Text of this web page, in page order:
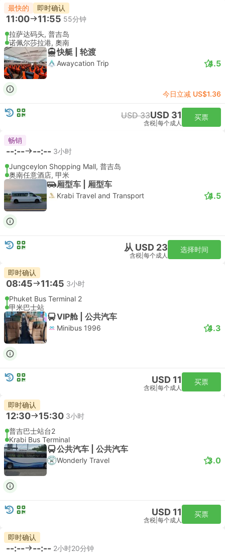
最快的 即时确认
11:00 11:55 55分钟
拉萨达码头, 普吉岛
诺佩尔莎拉港, 奧南
快艇 | 轮渡
Awaycation Trip 4.5
今日立减 US$1.36
USD 33USD 31
含税 每个成人
买票
畅销
--:-- --:-- 3小时
Jungceylon Shopping Mall, 普吉岛
奥南任意酒店, 甲米
厢型车 | 厢型车
Krabi Travel and Transport 4.5
从 USD 23
含税 每个成人
选择时间
即时确认
08:45 11:45 3小时
Phuket Bus Terminal 2
甲米巴士站
VIP舱 | 公共汽车
Minibus 1996 4.3
USD 11
含税 每个成人
买票
即时确认
12:30 15:30 3小时
普吉巴士站台2
Krabi Bus Terminal
公共汽车 | 公共汽车
Wonderly Travel 3.0
USD 11
含税 每个成人
买票
即时确认
--:-- --:-- 2小时20分钟